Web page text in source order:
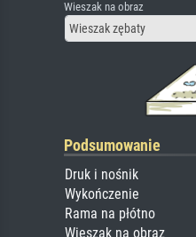
Wieszak na obraz
Wieszak zębaty
Podsumowanie
Druk i nośnik
Wykończenie
Rama na płótno
Wieszak na obraz